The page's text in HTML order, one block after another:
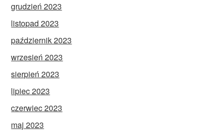
grudzień 2023
listopad 2023
październik 2023
wrzesień 2023
sierpień 2023
lipiec 2023
czerwiec 2023
maj 2023